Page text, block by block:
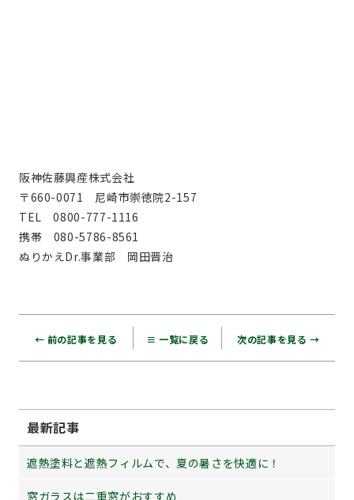
阪神佐藤興産株式会社
〒660-0071 尼崎市崇徳院2-157
TEL 0800-777-1116
携帯 080-5786-8561
ぬりかえDr.事業部 岡田晋治
← 前の記事を見る ≡ 一覧に戻る 次の記事を見る →
最新記事
遮熱塗料と遮熱フィルムで、夏の暑さを快適に！
窓ガラスは二重窓がおすすめ